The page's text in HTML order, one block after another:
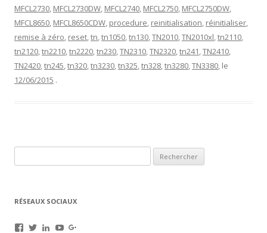
MFCL2730, MFCL2730DW, MFCL2740, MFCL2750, MFCL2750DW,
MFCL8650, MFCL8650CDW, procedure, reinitialisation, réinitialiser,
remise à zéro, reset,tn,tn1050,tn130,TN2010,TN2010xl,tn2110,
tn2120,tn2210,tn2220,tn230,TN2310,TN2320,tn241,TN2410,
TN2420,tn245,tn320,tn3230,tn325,tn328,tn3280,TN3380, le
12/06/2015 .
RÉSEAUX SOCIAUX
VoirVoir VoirVoir